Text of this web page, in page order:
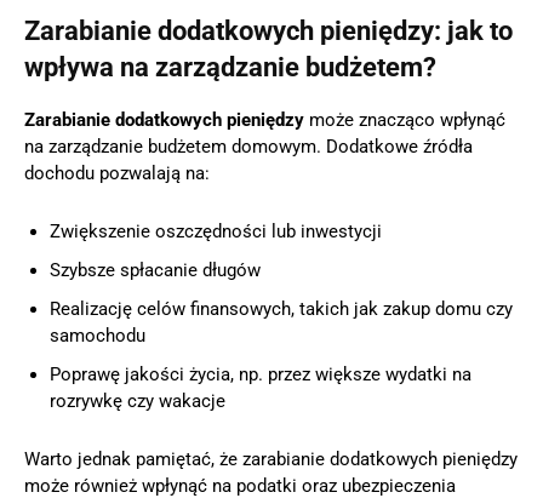
Zarabianie dodatkowych pieniędzy: jak to
wpływa na zarządzanie budżetem?
Zarabianie dodatkowych pieniędzy może znacząco wpłynąć
na zarządzanie budżetem domowym. Dodatkowe źródła
dochodu pozwalają na:
Zwiększenie oszczędności lub inwestycji
Szybsze spłacanie długów
Realizację celów finansowych, takich jak zakup domu czy
samochodu
Poprawę jakości życia, np. przez większe wydatki na
rozrywkę czy wakacje
Warto jednak pamiętać, że zarabianie dodatkowych pieniędzy
może również wpłynąć na podatki oraz ubezpieczenia